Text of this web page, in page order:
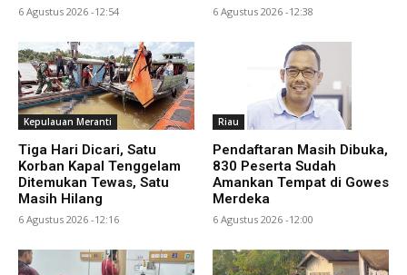
6 Agustus 2026 -12:54 6 Agustus 2026 -12:38
Kepulauan Meranti
Tiga Hari Dicari, Satu
Korban Kapal Tenggelam
Ditemukan Tewas, Satu
Masih Hilang
6 Agustus 2026 -12:16
Riau
Pendaftaran Masih Dibuka,
830 Peserta Sudah
Amankan Tempat di Gowes
Merdeka
6 Agustus 2026 -12:00